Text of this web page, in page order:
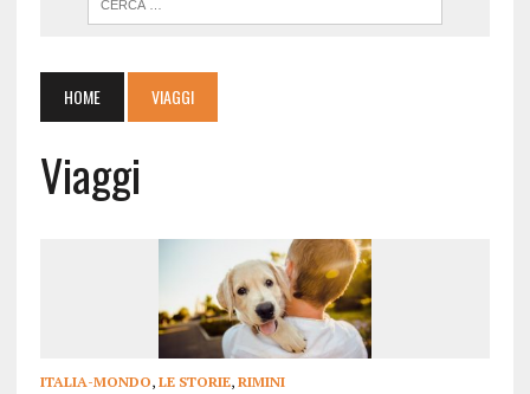
HOME VIAGGI
Viaggi
ITALIA-MONDO, LE STORIE, RIMINI